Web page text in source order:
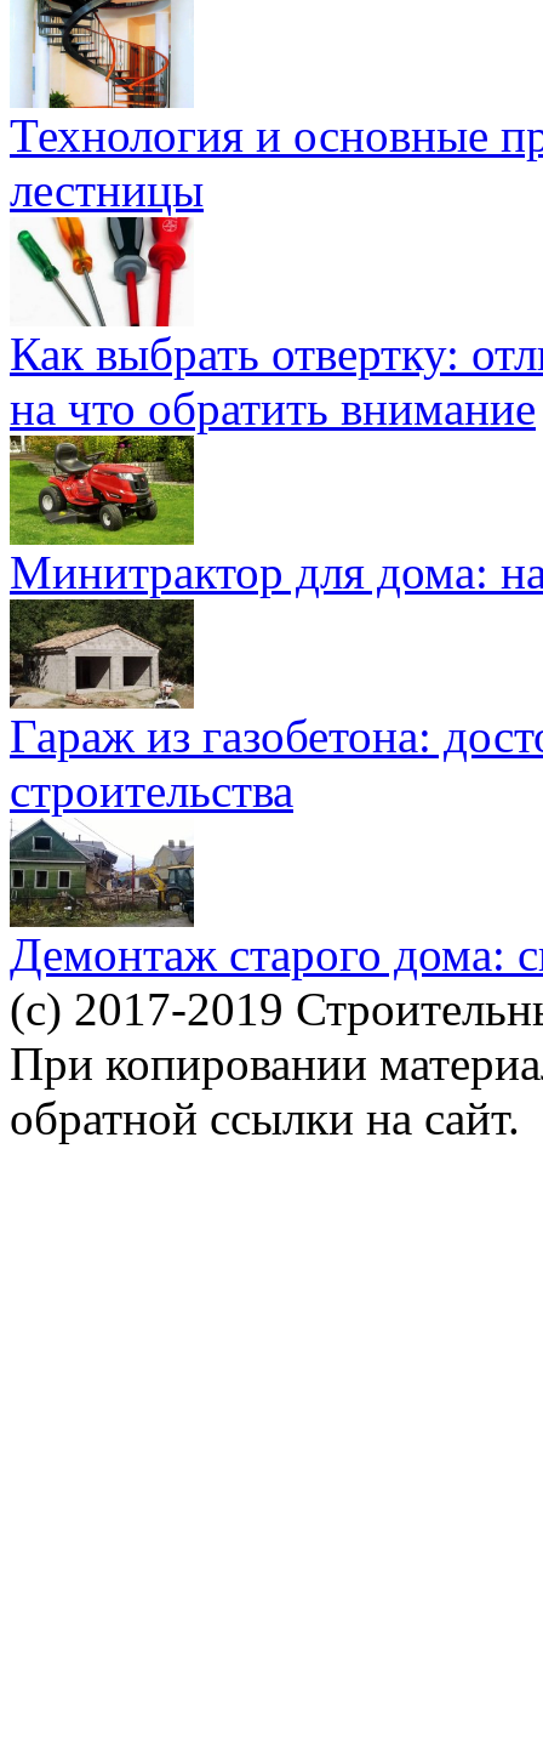
Технология и основные
лестницы
Как выбрать отвертку:
на что обратить внимание
Минитрактор для дома:
Гараж из газобетона:
строительства
Демонтаж старого дома:
(c) 2017-2019
При копировании
обратной ссылки на сайт.